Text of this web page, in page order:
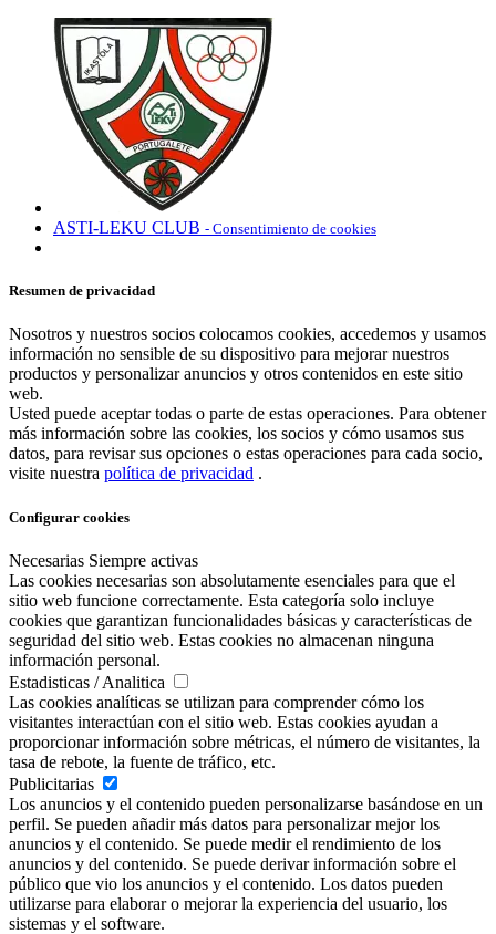
ASTI-LEKU CLUB - Consentimiento de cookies
Resumen de privacidad
Nosotros y nuestros socios colocamos cookies, accedemos y usamos
información no sensible de su dispositivo para mejorar nuestros
productos y personalizar anuncios y otros contenidos en este sitio
web.
Usted puede aceptar todas o parte de estas operaciones. Para obtener
más información sobre las cookies, los socios y cómo usamos sus
datos, para revisar sus opciones o estas operaciones para cada socio,
visite nuestra política de privacidad .
Configurar cookies
Necesarias Siempre activas
Las cookies necesarias son absolutamente esenciales para que el
sitio web funcione correctamente. Esta categoría solo incluye
cookies que garantizan funcionalidades básicas y características de
seguridad del sitio web. Estas cookies no almacenan ninguna
información personal.
Estadisticas / Analitica
Las cookies analíticas se utilizan para comprender cómo los
visitantes interactúan con el sitio web. Estas cookies ayudan a
proporcionar información sobre métricas, el número de visitantes, la
tasa de rebote, la fuente de tráfico, etc.
Publicitarias
Los anuncios y el contenido pueden personalizarse basándose en un
perfil. Se pueden añadir más datos para personalizar mejor los
anuncios y el contenido. Se puede medir el rendimiento de los
anuncios y del contenido. Se puede derivar información sobre el
público que vio los anuncios y el contenido. Los datos pueden
utilizarse para elaborar o mejorar la experiencia del usuario, los
sistemas y el software.